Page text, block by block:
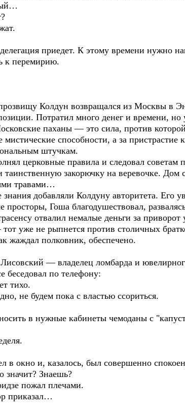
приедет. К этому времени нужно
к перемирию.
Колдун возвращался из Москвы в
Потратил много денег и времени, но
паханы — это сила, против
способности, а за пристрастие
штучкам.
церковные правила и следовал советам
закорючку на веревочке. Дом
травами…
добавляли Колдуну авторитета. Его
Гоша благодушествовал,
отвалил немалые деньги за приворот
уже не рыпнется против столичных
жаждал полковник, обеспечено.
— владелец ломбарда и
беседовал по телефону:
тихо.
не будем пока с властью ссориться.
в нужные кабинеты чемоданы с
окно и, казалось, был совершенно
значит? Знаешь?
пожал плечами.
приказал…